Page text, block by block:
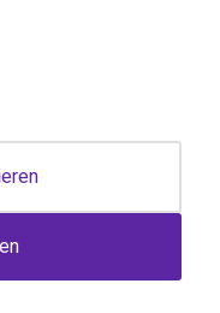
050media